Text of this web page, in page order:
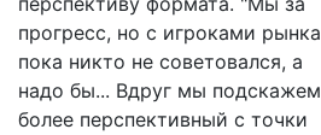
прогресс, но с игроками рынка
пока никто не советовался, а
надо бы... Вдруг мы подскажем
более перспективный с точки